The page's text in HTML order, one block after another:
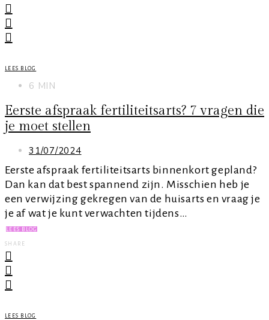
LEES BLOG
6 MIN
Eerste afspraak fertiliteitsarts? 7 vragen die
je moet stellen
31/07/2024
Eerste afspraak fertiliteitsarts binnenkort gepland?
Dan kan dat best spannend zijn. Misschien heb je
een verwijzing gekregen van de huisarts en vraag je
je af wat je kunt verwachten tijdens…
LEES BLOG
SHARE
LEES BLOG